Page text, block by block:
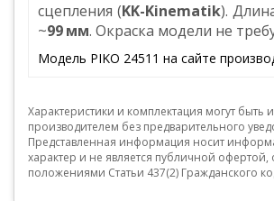
сцепления (KK-Kinematik).
~99 мм. Окраска модели не
Модель PIKO 24511 на сайте
Характеристики и комплектация могут быть
производителем без предварительного
Представленная информация носит
характер и не является публичной
положениями Статьи 437(2) Гражданского